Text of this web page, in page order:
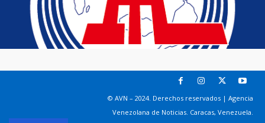
© AVN – 2024. Derechos reservados | Agencia
Venezolana de Noticias. Caracas, Venezuela.